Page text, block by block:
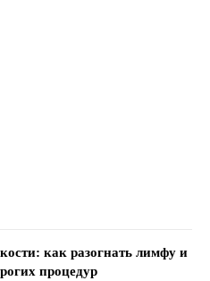
как разогнать лимфу и
процедур